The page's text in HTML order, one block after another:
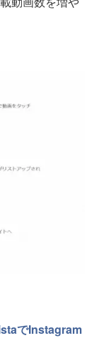
でInstagram